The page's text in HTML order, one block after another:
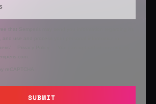
that Semperis may send you information regarding its
and use and process your personal information in
reCAPTCHA.
SUBMIT